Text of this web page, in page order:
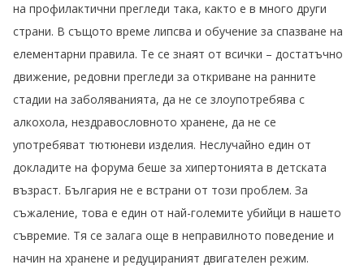
на профилактични прегледи така, както е в много други
страни. В същото време липсва и обучение за спазване на
елементарни правила. Те се знаят от всички – достатъчно
движение, редовни прегледи за откриване на ранните
стадии на заболяванията, да не се злоупотребява с
алкохола, нездравословното хранене, да не се
употребяват тютюневи изделия. Неслучайно един от
докладите на форума беше за хипертонията в детската
възраст. България не е встрани от този проблем. За
съжаление, това е един от най-големите убийци в нашето
съвремие. Тя се залага още в неправилното поведение и
начин на хранене и редуцираният двигателен режим.